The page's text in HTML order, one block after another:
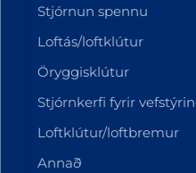
Stjórnun spennu
Loftás/loftklútur
Öryggisklútur
Stjórnkerfi fyrir
Loftklútur/loftbremur
Annað